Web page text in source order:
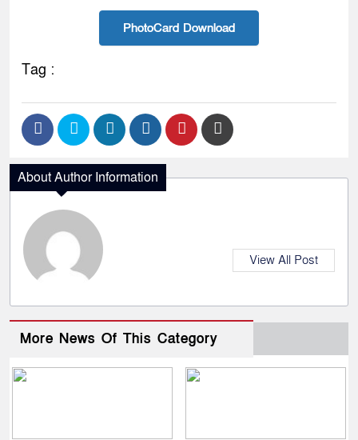
PhotoCard Download
Tag :
About Author Information
View All Post
More News Of This Category